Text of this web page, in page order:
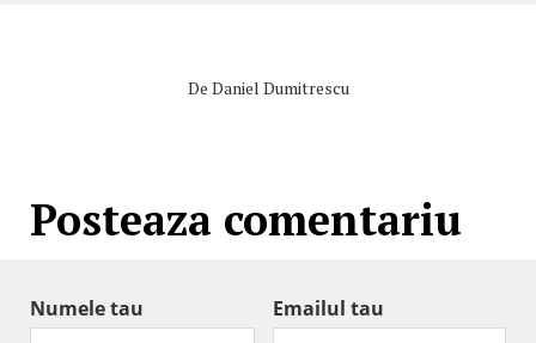
De Daniel Dumitrescu
Posteaza comentariu
Numele tau Emailul tau